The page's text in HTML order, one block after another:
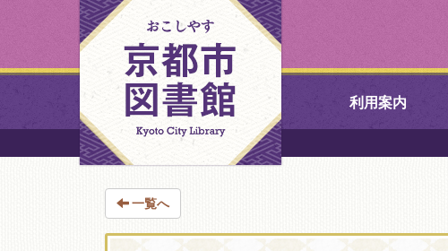
利用案内
中央図書館
一覧へ